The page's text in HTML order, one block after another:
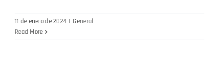
11 de enero de 2024 | General
Read More